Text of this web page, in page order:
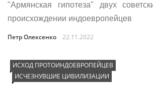
"Армянская гипотеза" двух
происхождении индоевропейцев
Петр Олексенко 22.11.2022
ИСХОД ПРОТОИНДОЕВРОПЕЙЦЕВ
ИСЧЕЗНУВШИЕ ЦИВИЛИЗАЦИИ